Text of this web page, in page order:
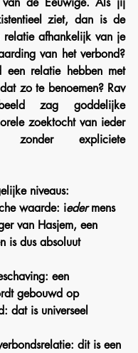
ziet, dan is de
relatie afhankelijk van je
van het verbond?
relatie hebben met
zo te benoemen? Rav
zag goddelijke
zoektocht van ieder
expliciete
niveaus:
waarde: ieder mens
van Hasjem, een
is dus absoluut
een
gebouwd op
dat is universeel
dit is een